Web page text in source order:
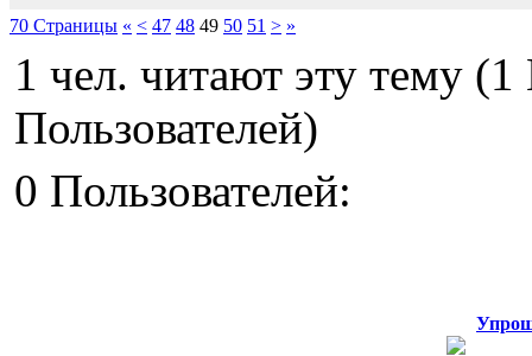
70 Страницы « < 47 48 49 50 51 > »
1 чел. читают эту тему
Пользователей)
0 Пользователей: